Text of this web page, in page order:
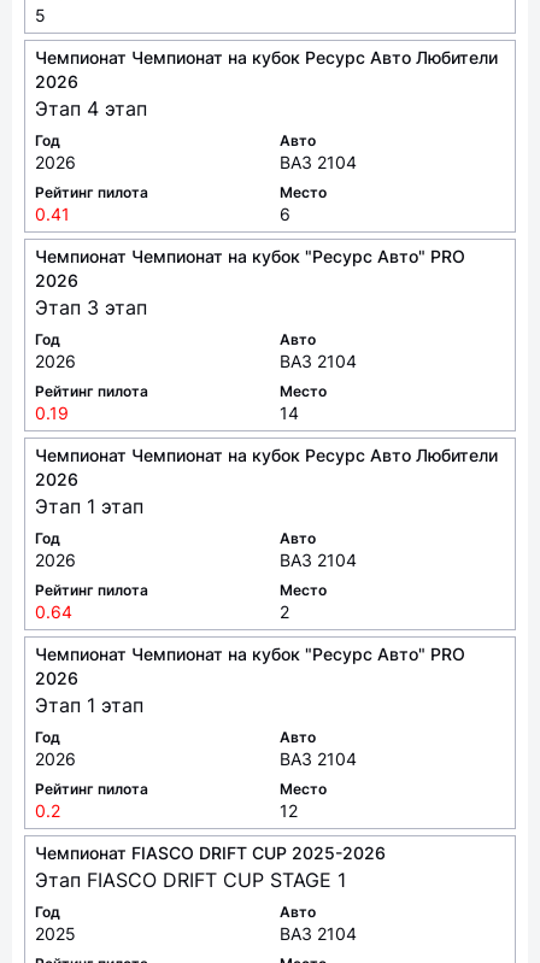
5
Чемпионат Чемпионат на кубок Ресурс Авто Любители
2026
Этап 4 этап
Год
2026
Авто
ВАЗ 2104
Рейтинг пилота
0.41
Место
6
Чемпионат Чемпионат на кубок "Ресурс Авто" PRO
2026
Этап 3 этап
Год
2026
Авто
ВАЗ 2104
Рейтинг пилота
0.19
Место
14
Чемпионат Чемпионат на кубок Ресурс Авто Любители
2026
Этап 1 этап
Год
2026
Авто
ВАЗ 2104
Рейтинг пилота
0.64
Место
2
Чемпионат Чемпионат на кубок "Ресурс Авто" PRO
2026
Этап 1 этап
Год
2026
Авто
ВАЗ 2104
Рейтинг пилота
0.2
Место
12
Чемпионат FIASCO DRIFT CUP 2025-2026
Этап FIASCO DRIFT CUP STAGE 1
Год
2025
Авто
ВАЗ 2104